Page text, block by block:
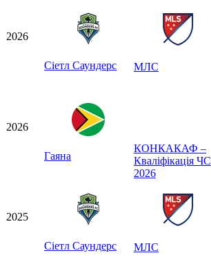
2026
Сіетл Саундерс МЛС
2026
Гаяна
КОНКАКАФ –
Кваліфікація ЧС
2026
2025
Сіетл Саундерс МЛС